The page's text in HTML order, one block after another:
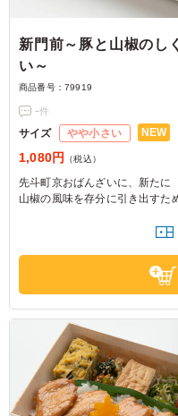
新門前～豚と山椒のし
い～
商品番号： 79919
-件
サイズ やや小さい NEW
1,080円 （税込）
先斗町京おばんざいに、新たに
山椒の風味を存分に引き出すた
酸味が調和した、先斗町京おば
定番人気の6種類のおばんざい
上げております。しっかりとし
良く、最後まで飽きずにお召し
ぜひ皆様ご一緒に、先斗町京お